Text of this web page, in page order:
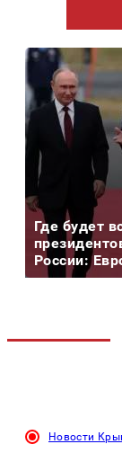
Где будет
России:
Новости